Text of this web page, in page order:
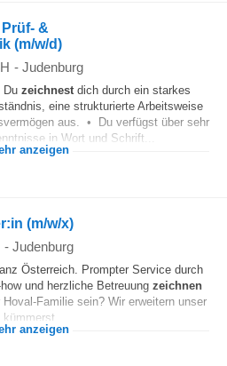
&
(m/w/d)
- Judenburg
Du zeichnestdich durch ein starkes
eine strukturierte Arbeitsweise
aus. • Du verfügst über sehr
in Wort und Schrift...
anzeigen
(m/w/x)
- Judenburg
Österreich. Prompter Service durch
und herzliche Betreuung zeichnen
Familie sein? Wir erweitern unser
anzeigen